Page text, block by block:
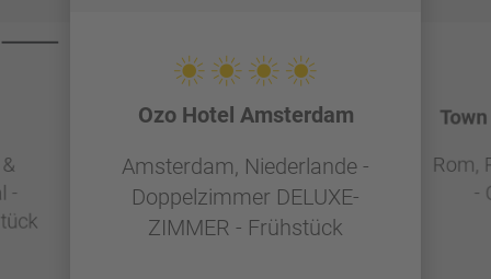
-
Ozo Hotel Amsterdam
Amsterdam, Niederlande -
Doppelzimmer DELUXE-
ZIMMER - Frühstück
Rom,
-